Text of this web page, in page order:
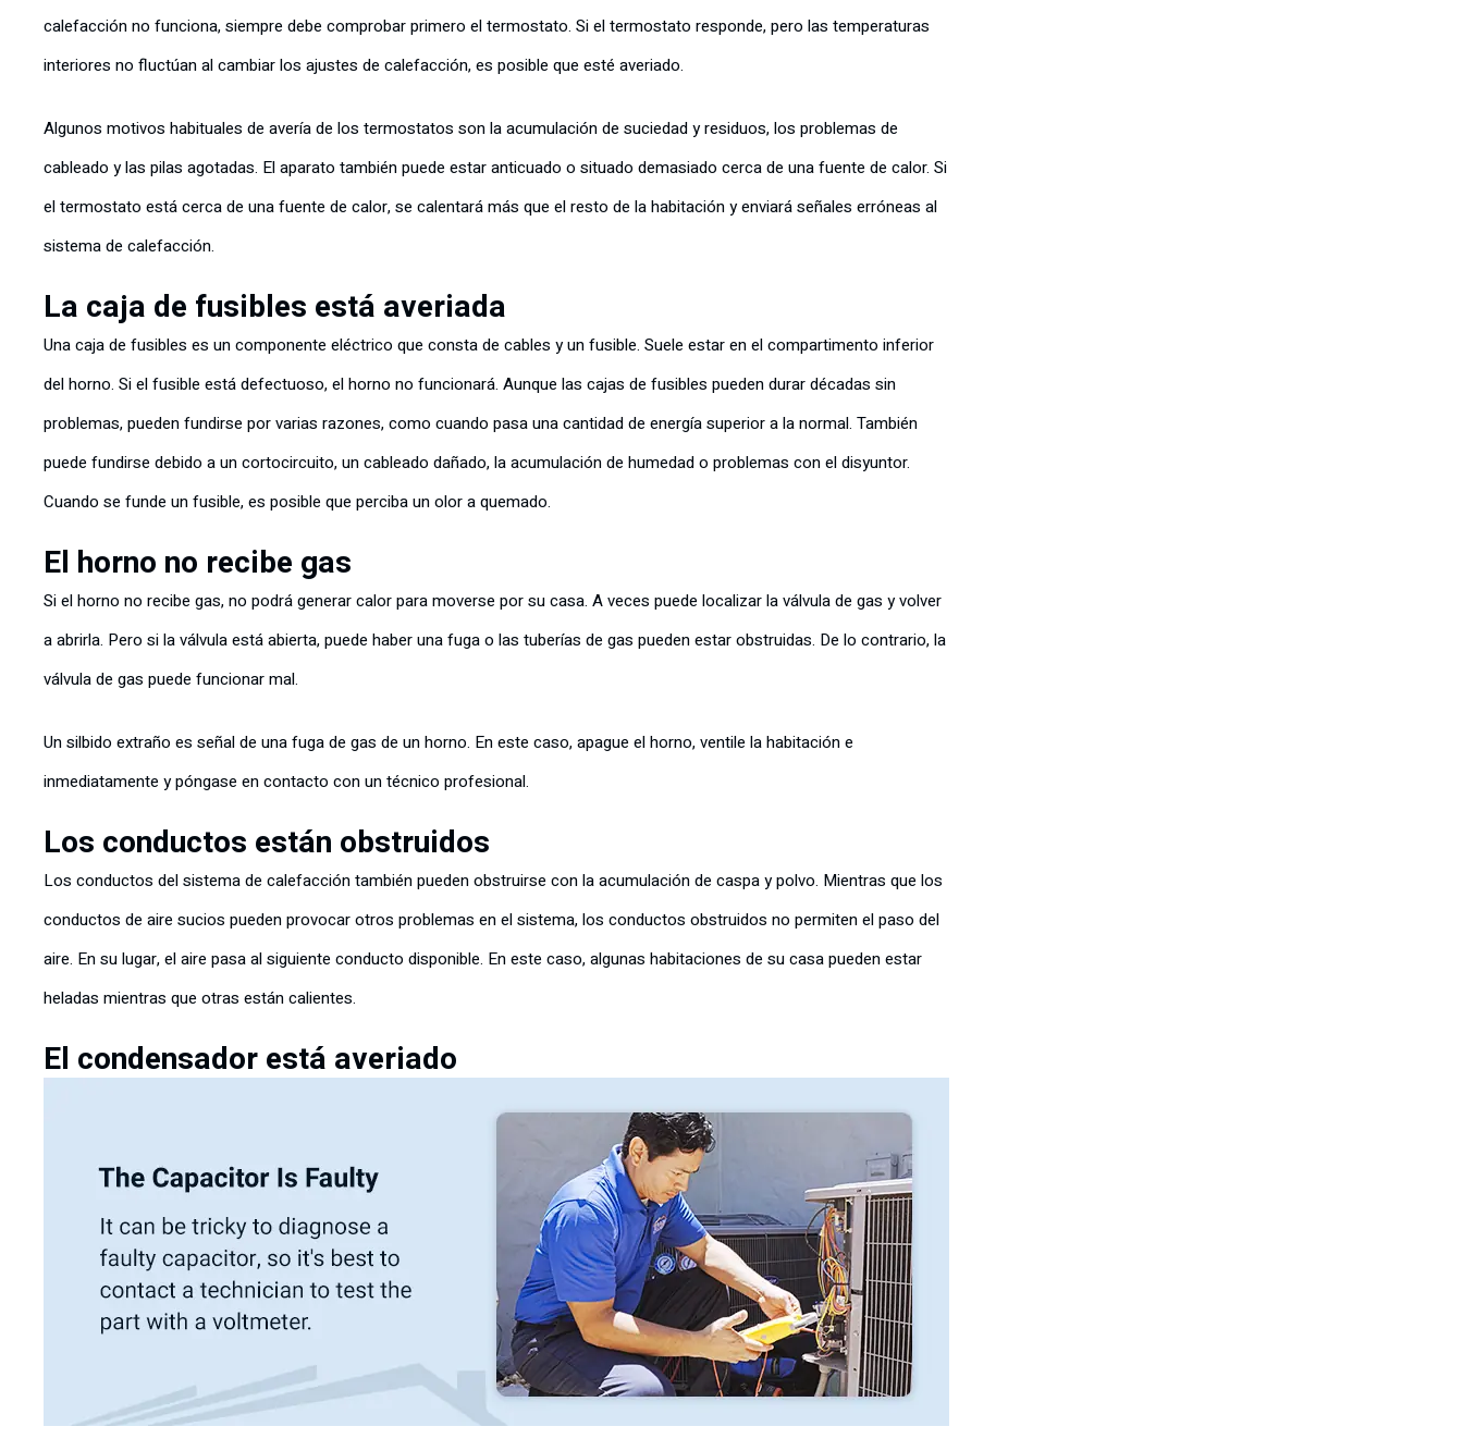
calefacción no funciona, siempre debe comprobar primero el termostato. Si el termostato responde, pero las temperaturas
interiores no fluctúan al cambiar los ajustes de calefacción, es posible que esté averiado.
Algunos motivos habituales de avería de los termostatos son la acumulación de suciedad y residuos, los problemas de
cableado y las pilas agotadas. El aparato también puede estar anticuado o situado demasiado cerca de una fuente de calor. Si
el termostato está cerca de una fuente de calor, se calentará más que el resto de la habitación y enviará señales erróneas al
sistema de calefacción.
La caja de fusibles está averiada
Una caja de fusibles es un componente eléctrico que consta de cables y un fusible. Suele estar en el compartimento inferior
del horno. Si el fusible está defectuoso, el horno no funcionará. Aunque las cajas de fusibles pueden durar décadas sin
problemas, pueden fundirse por varias razones, como cuando pasa una cantidad de energía superior a la normal. También
puede fundirse debido a un cortocircuito, un cableado dañado, la acumulación de humedad o problemas con el disyuntor.
Cuando se funde un fusible, es posible que perciba un olor a quemado.
El horno no recibe gas
Si el horno no recibe gas, no podrá generar calor para moverse por su casa. A veces puede localizar la válvula de gas y volver
a abrirla. Pero si la válvula está abierta, puede haber una fuga o las tuberías de gas pueden estar obstruidas. De lo contrario, la
válvula de gas puede funcionar mal.
Un silbido extraño es señal de una fuga de gas de un horno. En este caso, apague el horno, ventile la habitación e
inmediatamente y póngase en contacto con un técnico profesional.
Los conductos están obstruidos
Los conductos del sistema de calefacción también pueden obstruirse con la acumulación de caspa y polvo. Mientras que los
conductos de aire sucios pueden provocar otros problemas en el sistema, los conductos obstruidos no permiten el paso del
aire. En su lugar, el aire pasa al siguiente conducto disponible. En este caso, algunas habitaciones de su casa pueden estar
heladas mientras que otras están calientes.
El condensador está averiado